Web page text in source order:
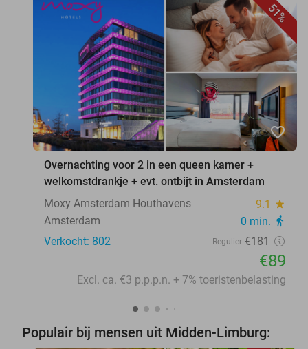
51%
favorite_border
Overnachting voor 2 in een queen kamer +
welkomstdrankje + evt. ontbijt in Amsterdam
Moxy Amsterdam Houthavens
9.1 star
Amsterdam 0 min. directions_walk
Verkocht: 802 Regulier €181
€89
Excl. ca. €3 p.p.p.n. + 7% toeristenbelasting
Populair bij mensen uit Midden-Limburg: